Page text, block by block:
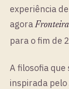
experiência
agora
para o fim de
A filosofia
inspirada pelo